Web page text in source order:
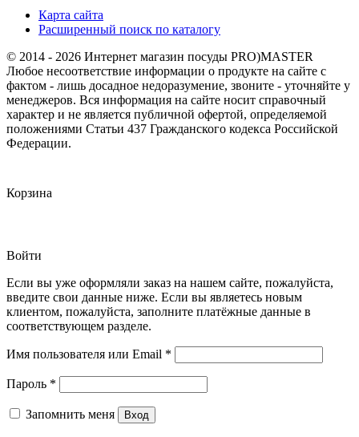
Карта сайта
Расширенный поиск по каталогу
© 2014 - 2026 Интернет магазин посуды PRO)MASTER
Любое несоответствие информации о продукте на сайте с
фактом - лишь досадное недоразумение, звоните - уточняйте у
менеджеров. Вся информация на сайте носит справочный
характер и не является публичной офертой, определяемой
положениями Статьи 437 Гражданского кодекса Российской
Федерации.
Корзина
Войти
Если вы уже оформляли заказ на нашем сайте, пожалуйста,
введите свои данные ниже. Если вы являетесь новым
клиентом, пожалуйста, заполните платёжные данные в
соответствующем разделе.
Имя пользователя или Email *
Пароль *
Запомнить меня Вход